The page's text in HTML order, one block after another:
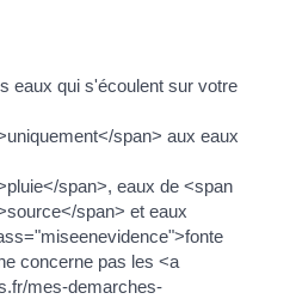
eaux qui s'écoulent sur votre
span> aux eaux
span>, eaux de <span
span> et eaux
concerne pas les <a
mes-demarches-